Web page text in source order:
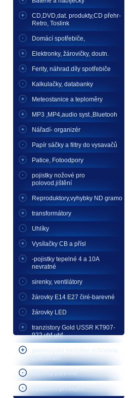
CD,DVD,dat. produkty,CD přehr-
Retro, Toslink
Domácí spotřebiče,
Elektronky, žárovičky, doutn.
Ferity, náhrad.díly spotřebiče
Kalkulačky, databanky
Meteostanice a teploměry
MP3 ,MP4,audio syst.,Bluetooh
Nářadí- organizér
Papír sáčky a filtry do vysavačů
Patice, Fotoodpory
pojistky nožové pro
polovod.jištění
Reproduktory,vyhybky ND gramo
transformátory
Uhlíky
Vysílačky CB a přísl
-pojistky tepelné 4 a 10A
nevratné
sirenky, ventilátory
žárovky E14 E27 čiré-barevné
žárovky LED
tranzistory Gold USSR KT907-
922 vhf-uhf
germiocidní ionizátor-ochrabna
proti virům
žárovky barevné
Vybavení prodejen